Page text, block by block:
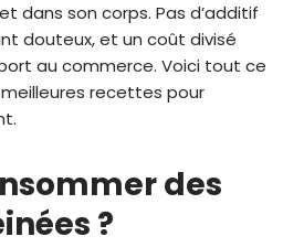
dans son corps. Pas d’additif
douteux, et un coût divisé
au commerce. Voici tout ce
meilleures recettes pour
des
?